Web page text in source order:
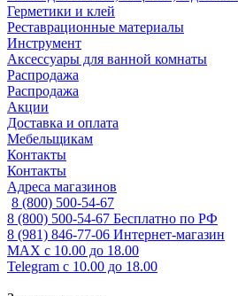
Герметики и клей
Реставрационные материалы
Инструмент
Аксессуары для ванной комнаты
Распродажа
Распродажа
Акции
Доставка и оплата
Мебельщикам
Контакты
Контакты
Адреса магазинов
8 (800) 500-54-67
8 (800) 500-54-67 Бесплатно по РФ
8 (981) 846-77-06 Интернет-магазин
MAX с 10.00 до 18.00
Telegram с 10.00 до 18.00